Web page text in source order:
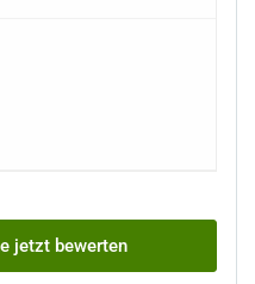
jetzt bewerten